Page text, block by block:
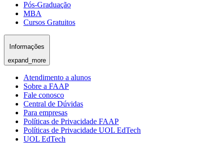
Pós-Graduação
MBA
Cursos Gratuitos
Informações
expand_more
Atendimento a alunos
Sobre a FAAP
Fale conosco
Central de Dúvidas
Para empresas
Políticas de Privacidade FAAP
Políticas de Privacidade UOL EdTech
UOL EdTech